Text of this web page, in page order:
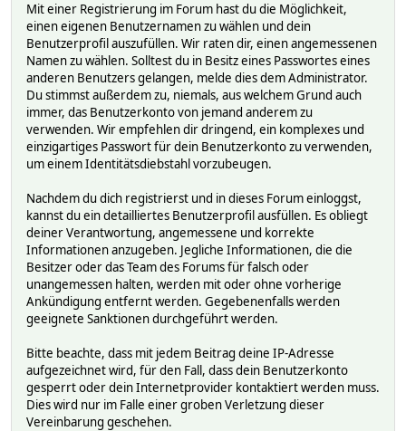
Mit einer Registrierung im Forum hast du die Möglichkeit,
einen eigenen Benutzernamen zu wählen und dein
Benutzerprofil auszufüllen. Wir raten dir, einen angemessenen
Namen zu wählen. Solltest du in Besitz eines Passwortes eines
anderen Benutzers gelangen, melde dies dem Administrator.
Du stimmst außerdem zu, niemals, aus welchem Grund auch
immer, das Benutzerkonto von jemand anderem zu
verwenden. Wir empfehlen dir dringend, ein komplexes und
einzigartiges Passwort für dein Benutzerkonto zu verwenden,
um einem Identitätsdiebstahl vorzubeugen.
Nachdem du dich registrierst und in dieses Forum einloggst,
kannst du ein detailliertes Benutzerprofil ausfüllen. Es obliegt
deiner Verantwortung, angemessene und korrekte
Informationen anzugeben. Jegliche Informationen, die die
Besitzer oder das Team des Forums für falsch oder
unangemessen halten, werden mit oder ohne vorherige
Ankündigung entfernt werden. Gegebenenfalls werden
geeignete Sanktionen durchgeführt werden.
Bitte beachte, dass mit jedem Beitrag deine IP-Adresse
aufgezeichnet wird, für den Fall, dass dein Benutzerkonto
gesperrt oder dein Internetprovider kontaktiert werden muss.
Dies wird nur im Falle einer groben Verletzung dieser
Vereinbarung geschehen.